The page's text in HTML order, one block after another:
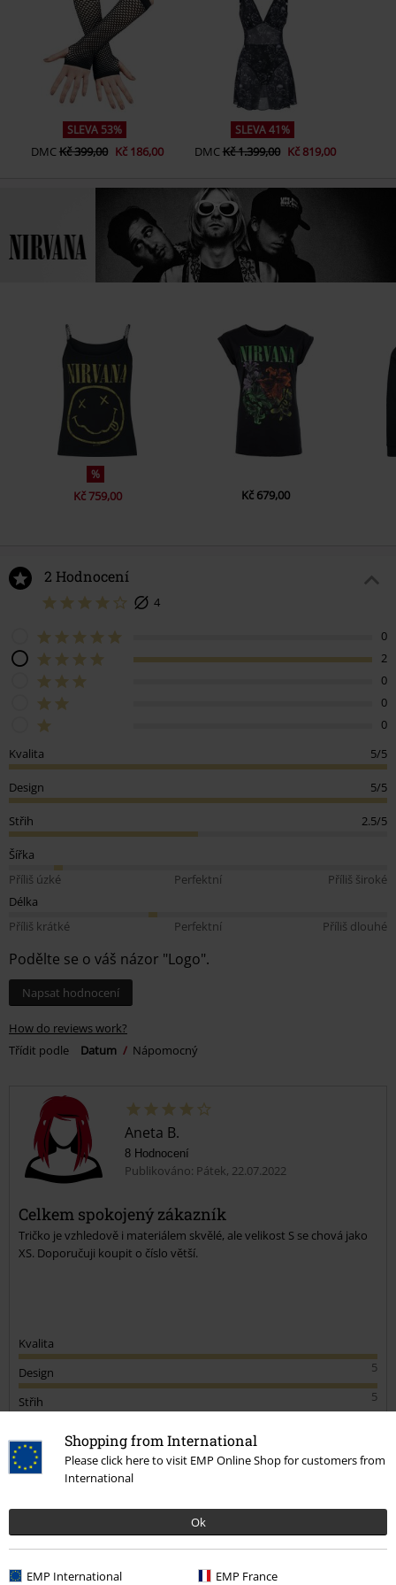
Shopping from International
Please click here to visit EMP Online Shop for customers from
International
Ok
EMP International EMP France
SLEVA 53%
DMCKč 399,00 Kč 186,00
SLEVA 41%
DMCKč 1.399,00 Kč 819,00
%
Kč 759,00 Kč 679,00
2 Hodnocení
4
0
2
0
0
0
Kvalita
5/5
Design 5/5
Střih 2.5/5
Šířka
Příliš úzké
Perfektní
Příliš široké
Délka
Příliš krátké
Perfektní Příliš dlouhé
Podělte se o váš názor "Logo".
Napsat hodnocení
How do reviews work?
Třídit podle
Datum Nápomocný
Aneta B.
8 Hodnocení
Publikováno: Pátek, 22.07.2022
Celkem spokojený zákazník
Tričko je vzhledově i materiálem skvělé, ale velikost S se chová jako
XS. Doporučuji koupit o číslo větší.
Kvalita
5
Design
5
Střih
Příliš úzké
Perfektní
Příliš široké
Délka
Ověřená recenze